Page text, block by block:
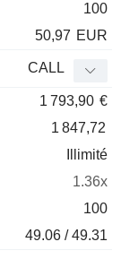
100
50,97 EUR
CALL
1 793,90 €
1 847,72
Illimité
1.36x
100
49.06 / 49.31